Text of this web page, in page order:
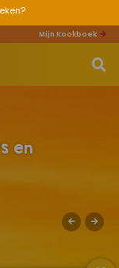
Mijn Kookboek
en